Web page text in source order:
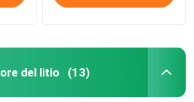
del litio (13)